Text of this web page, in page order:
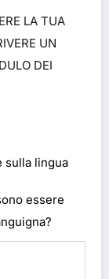
LA TUA
UN
DEI
sulla lingua
essere